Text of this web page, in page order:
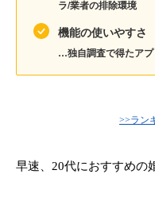
ラ/業者の排除環境
機能の使いやすさ
…独自調査で得たア
>>ラン
早速、20代におすすめの